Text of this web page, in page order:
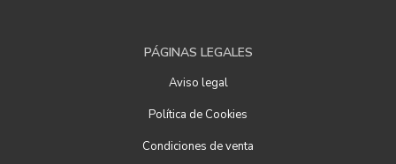
PÁGINAS LEGALES
Aviso legal
Política de Cookies
Condiciones de venta